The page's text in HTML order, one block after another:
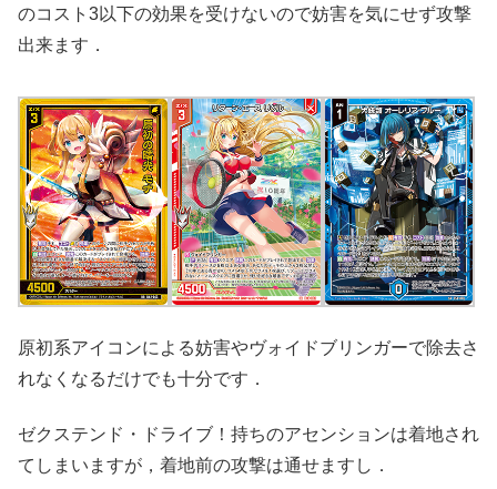
のコスト3以下の効果を受けないので妨害を気にせず攻撃
出来ます．
原初系アイコンによる妨害やヴォイドブリンガーで除去さ
れなくなるだけでも十分です．
ゼクステンド・ドライブ！持ちのアセンションは着地され
てしまいますが，着地前の攻撃は通せますし．